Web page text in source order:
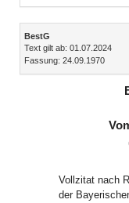
Inhalt
BestG
Text gilt ab: 01.07.2024
Fassung: 24.09.1970
Vollzitat nach
der